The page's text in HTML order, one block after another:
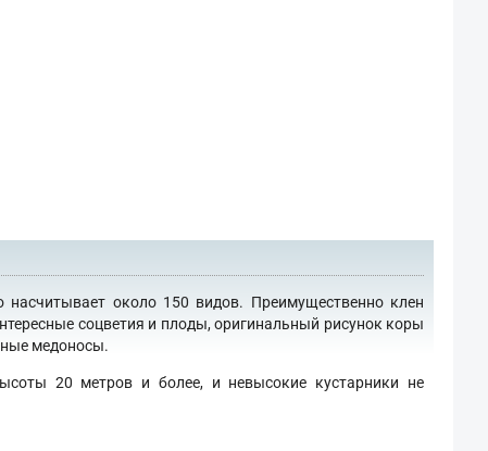
насчитывает около 150 видов. Преимущественно клен
соцветия и плоды, оригинальный рисунок коры
медоносы.
20 метров и более, и невысокие кустарники не